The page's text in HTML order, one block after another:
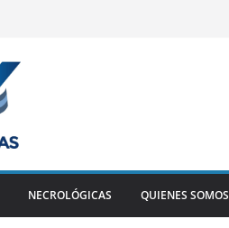
NECROLÓGICAS QUIENES SOMOS